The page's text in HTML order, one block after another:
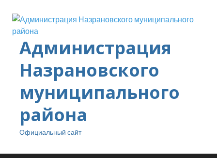
Администрация
Назрановского
муниципального
района
Официальный сайт